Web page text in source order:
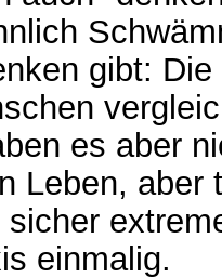
gibt:
es aber
Leben,
einmalig.